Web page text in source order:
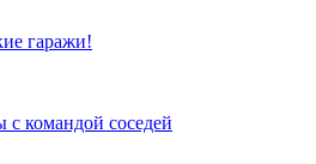
гаражи!
командой соседей